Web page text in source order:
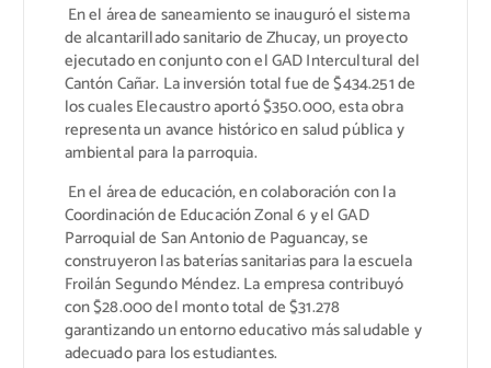
En el área de saneamiento se inauguró el sistema
de alcantarillado sanitario de Zhucay, un proyecto
ejecutado en conjunto con el GAD Intercultural del
Cantón Cañar. La inversión total fue de $434.251 de
los cuales Elecaustro aportó $350.000, esta obra
representa un avance histórico en salud pública y
ambiental para la parroquia.
En el área de educación, en colaboración con la
Coordinación de Educación Zonal 6 y el GAD
Parroquial de San Antonio de Paguancay, se
construyeron las baterías sanitarias para la escuela
Froilán Segundo Méndez. La empresa contribuyó
con $28.000 del monto total de $31.278
garantizando un entorno educativo más saludable y
adecuado para los estudiantes.